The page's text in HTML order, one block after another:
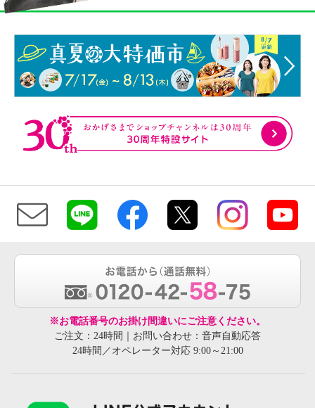
※お電話番号のお掛け間違いにご注意ください。
ご注文：24時間｜お問い合わせ：音声自動応答
24時間／オペレーター対応 9:00～21:00